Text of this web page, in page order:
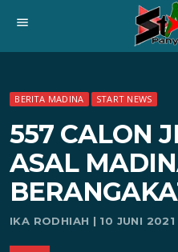
menu
BERITA MADINA START NEWS
557 CALON
ASAL
IKA RODHIAH | 10 JUNI 2021